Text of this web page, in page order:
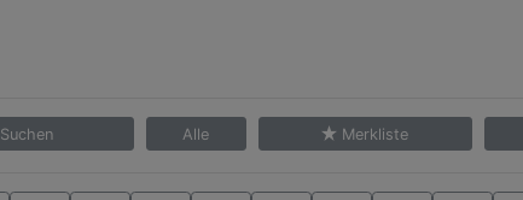
Suchen Alle Merkliste